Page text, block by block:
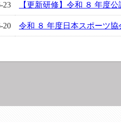
23 【更新研修】令和 ８ 年度
20 令和 ８ 年度日本スポーツ